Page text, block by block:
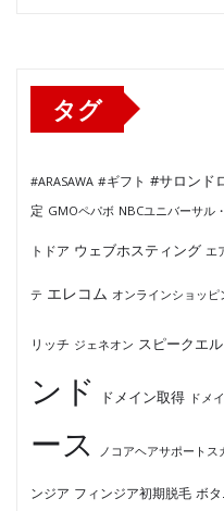
タグ
#ARASAWA #ギフト #サロンド
定 GMOペパボ NBCユニバーサル
トドア ウェブホスティング エ
テ エレコム オンラインショッピ
リッチ ジェネオン スピークエル
ンド
ドメイン取得 ドメ
ース
ノコアヘアサポートス
ンジア フィンジア初期脱毛 ボ